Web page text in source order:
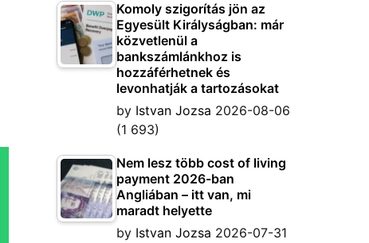
Komoly szigorítás jön az
Egyesült Királyságban: már
közvetlenül a
bankszámlánkhoz is
hozzáférhetnek és
levonhatják a tartozásokat
by Istvan Jozsa 2026-08-06
(1 693)
Nem lesz több cost of living
payment 2026-ban
Angliában – itt van, mi
maradt helyette
by Istvan Jozsa 2026-07-31